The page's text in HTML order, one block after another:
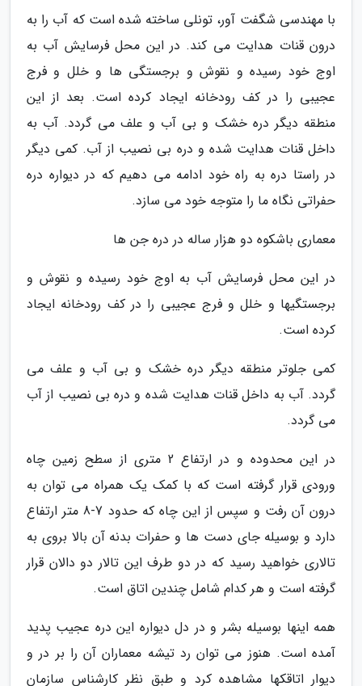
با مهندسی شگفت آور، تونلی ساخته شده است که آب را به
درون قنات هدایت می کند. در این محل فرسایش آب به
اوج خود رسیده و نقوش و برجستگی ها و خلل و فرج
عجیبی را در کف رودخانه ایجاد کرده است. بعد از این
منطقه دیگر دره خشک و بی آب و علف می گردد. آب به
داخل قنات هدایت شده و دره بی نصیب از آب. کمی دیگر
در راستا دره به راه خود ادامه می دهیم که در دیواره دره
حفراتی نگاه ما را متوجه خود می سازد.
معماری باشکوه دو هزار ساله در دره جن ها
در این محل فرسایش آب به اوج خود رسیده و نقوش و
برجستگیها و خلل و فرج عجیبی را در کف رودخانه ایجاد
کرده است.
کمی جلوتر منطقه دیگر دره خشک و بی آب و علف می
گردد. آب به داخل قنات هدایت شده و دره بی نصیب از آب
می گردد.
در این محدوده و در ارتفاع 2 متری از سطح زمین چاه
ورودی قرار گرفته است که با کمک یک همراه می توان به
درون آن رفت و سپس از این چاه که حدود 7-8 متر ارتفاع
دارد و بوسیله جای دست ها و حفرات بدنه آن بالا بروی به
تالاری خواهید رسید که در دو طرف این تالار دو دالان قرار
گرفته است و هر کدام شامل چندین اتاق است.
همه اینها بوسیله بشر و در دل دیواره این دره عجیب پدید
آمده است. هنوز می توان رد تیشه معماران آن را بر در و
دیوار اتاقکها مشاهده کرد و طبق نظر کارشناس سازمان